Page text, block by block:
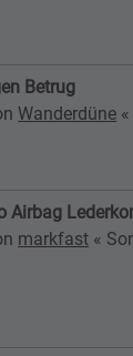
Betrug
Wanderdüne «
Airbag
markfast «